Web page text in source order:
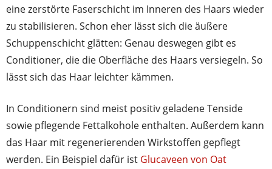
eine zerstörte Faserschicht im Inneren des Haars wieder
zu stabilisieren. Schon eher lässt sich die äußere
Schuppenschicht glätten: Genau deswegen gibt es
Conditioner, die die Oberfläche des Haars versiegeln. So
lässt sich das Haar leichter kämmen.
In Conditionern sind meist positiv geladene Tenside
sowie pflegende Fettalkohole enthalten. Außerdem kann
das Haar mit regenerierenden Wirkstoffen gepflegt
werden. Ein Beispiel dafür ist Glucaveen von Oat